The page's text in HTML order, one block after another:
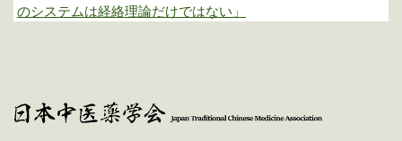
のシステムは経絡理論だけではない」